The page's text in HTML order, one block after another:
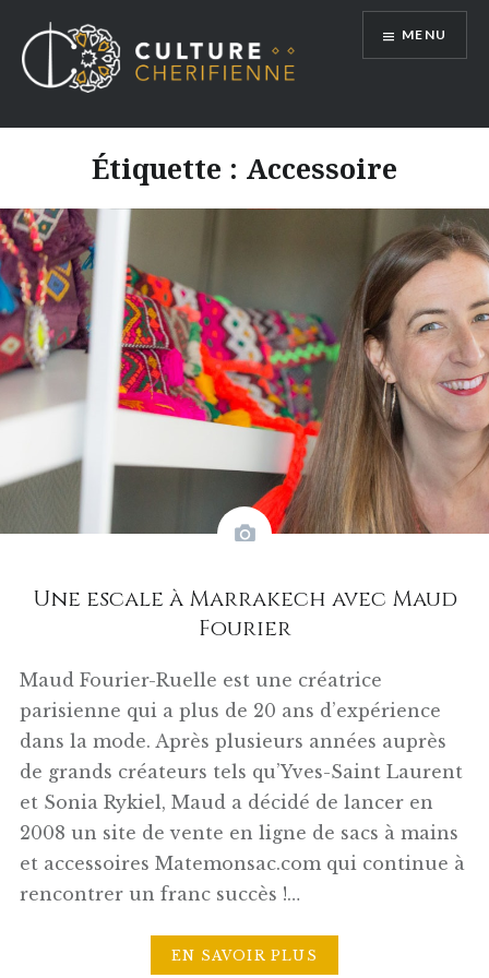
contenu
MENU
Étiquette : Accessoire
Une escale à Marrakech avec Maud
Fourier
Maud Fourier-Ruelle est une créatrice
parisienne qui a plus de 20 ans d’expérience
dans la mode. Après plusieurs années auprès
de grands créateurs tels qu’Yves-Saint Laurent
et Sonia Rykiel, Maud a décidé de lancer en
2008 un site de vente en ligne de sacs à mains
et accessoires Matemonsac.com qui continue à
rencontrer un franc succès !…
EN SAVOIR PLUS